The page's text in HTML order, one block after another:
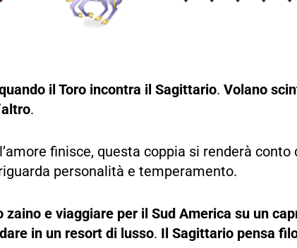
il Toro incontra il Sagittario. Volano
.
finisce, questa coppia si renderà
personalità e temperamento.
e viaggiare per il Sud America su un
in un resort di lusso. Il Sagittario pensa